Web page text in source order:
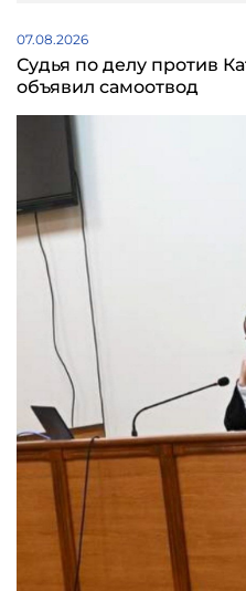
07.08.2026
Судья по делу против
объявил самоотвод